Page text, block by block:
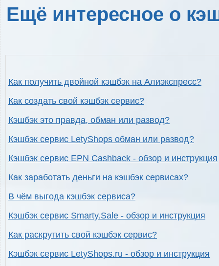
Ещё интересное о
Как получить двойной кэшбэк на Алиэкспресс?
Как создать свой кэшбэк сервис?
Кэшбэк это правда, обман или развод?
Кэшбэк сервис LetyShops обман или развод?
Кэшбэк сервис EPN Cashback - обзор и инструкция
Как заработать деньги на кэшбэк сервисах?
В чём выгода кэшбэк сервиса?
Кэшбэк сервис Smarty.Sale - обзор и инструкция
Как раскрутить свой кэшбэк сервис?
Кэшбэк сервис LetyShops.ru - обзор и инструкция